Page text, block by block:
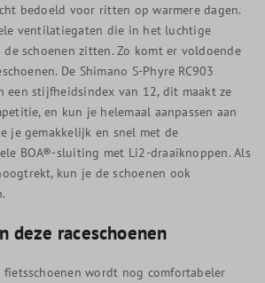
bedoeld voor ritten op warmere dagen.
ventilatiegaten die in het luchtige
schoenen zitten. Zo komt er voldoende
De Shimano S-Phyre RC903
een stijfheidsindex van 12, dit maakt ze
en kun je helemaal aanpassen aan
je gemakkelijk en snel met de
BOA®-sluiting met Li2-draaiknoppen. Als
kun je de schoenen ook
deze raceschoenen
fietsschoenen wordt nog comfortabeler